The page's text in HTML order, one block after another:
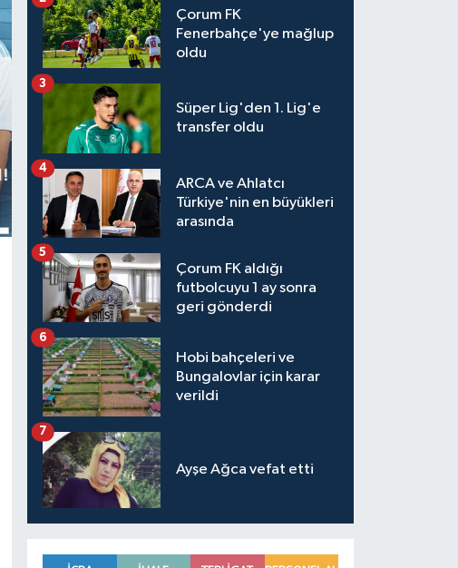
Çorum FK
Fenerbahçe'ye mağlup
oldu
Süper Lig'den 1. Lig'e
transfer oldu
3
ARCA ve Ahlatcı
Türkiye'nin en büyükleri
arasında
4
Çorum FK aldığı
futbolcuyu 1 ay sonra
geri gönderdi
5
Hobi bahçeleri ve
Bungalovlar için karar
verildi
6
Ayşe Ağca vefat etti
7